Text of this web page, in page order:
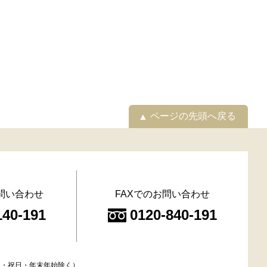
ページの先頭へ戻る
い合わせ
191
FAXでのお問い合わせ
0120-840-191
祝日・年末年始除く）